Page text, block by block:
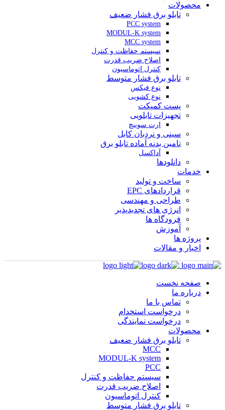
محصولات
تابلو برق فشار ضعیف
PCC system
MODUL-K system
MCC system
سیستم حفاظت و کنترل
اصلاح ضریب قدرت
کنترل اتوماسیون
تابلو برق فشار متوسط
نوع فیکس
نوع کشویی
پست کمپکت
تجهیزات تابلویی
ارت سوییچ
سینی و نردبان کابل
تامین بدنه آماده تابلو برق
آداکسل
دانلودها
خدمات
ساخت و تولید
قراردادهای EPC
طراحی و مهندسی
انرژی های تجدیدپذیر
فرودگاه ها
آموزش
پروژه ها
اخبار و مقالات
صفحه نخست
درباره ما
تماس با ما
درخواست استخدام
درخواست نمایندگی
محصولات
تابلو برق فشار ضعیف
MCC
MODUL-K system
PCC
سیستم حفاظت و کنترل
اصلاح ضریب قدرت
کنترل اتوماسیون
تابلو برق فشار متوسط